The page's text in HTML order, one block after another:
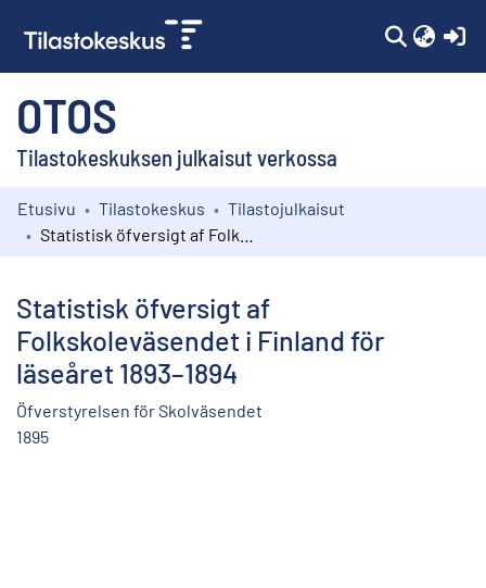
OTOS
Tilastokeskuksen julkaisut verkossa
Kokoelmat
Etusivu Tilastokeskus
Tilastojulkaisut
Statistisk öfversigt af
Folkskoleväsendet i Finland för
läseåret 1893–1894
Öfverstyrelsen för Skolväsendet
1895